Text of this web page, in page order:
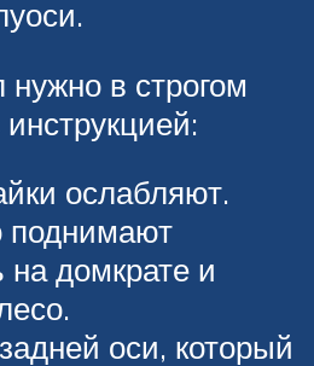
нужно в строгом
ослабляют.
поднимают
домкрате и
оси, который